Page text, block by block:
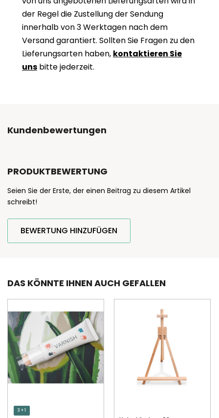
der Regel die Zustellung der Sendung
innerhalb von 3 Werktagen nach dem
Versand garantiert. Sollten Sie Fragen zu den
Lieferungsarten haben, kontaktieren Sie
uns bitte jederzeit.
Kundenbewertungen
PRODUKTBEWERTUNG
Seien Sie der Erste, der einen Beitrag zu diesem Artikel
schreibt!
BEWERTUNG HINZUFÜGEN
DAS KÖNNTE IHNEN AUCH GEFALLEN
3 + 1